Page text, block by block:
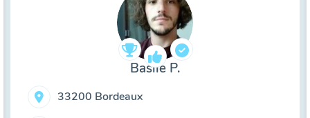
Basile P.
33200 Bordeaux